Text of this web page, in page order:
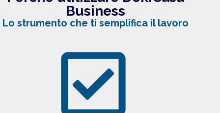
Business
Lo strumento che ti semplifica il lavoro